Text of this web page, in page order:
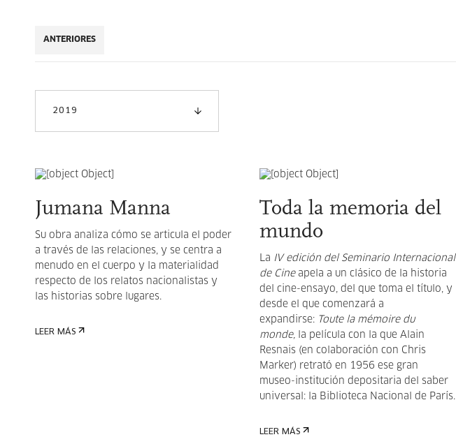
ANTERIORES
2019
Jumana Manna
Su obra analiza cómo se articula el poder
a través de las relaciones, y se centra a
menudo en el cuerpo y la materialidad
respecto de los relatos nacionalistas y
las historias sobre lugares.
LEER MÁS
Toda la memoria del
mundo
La IV edición del Seminario Internacional
de Cineapela a un clásico de la historia
del cine-ensayo, del que toma el título, y
desde el que comenzará a
expandirse: Toute la mémoire du
monde,
la película con la que Alain
Resnais (en colaboración con Chris
Marker) retrató en 1956 ese gran
museo-institución depositaria del saber
universal: la Biblioteca Nacional de París.
LEER MÁS